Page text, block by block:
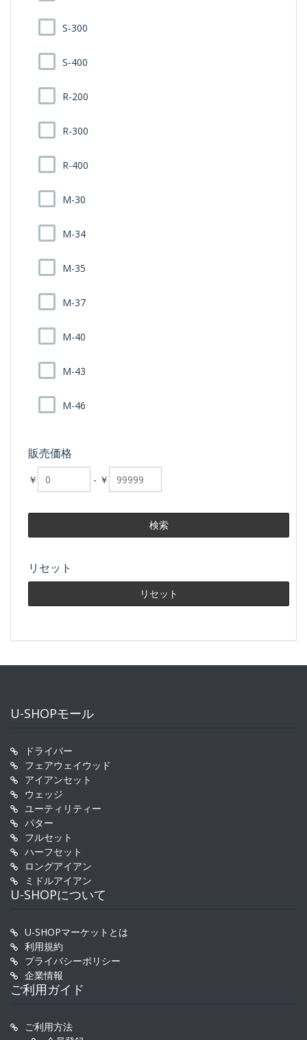
S-300
S-400
R-200
R-300
R-400
M-30
M-34
M-35
M-37
M-40
M-43
M-46
販売価格
￥ - ￥
リセット
U-SHOPモール
ドライバー
フェアウェイウッド
アイアンセット
ウェッジ
ユーティリティー
パター
フルセット
ハーフセット
ロングアイアン
ミドルアイアン
U-SHOPについて
U-SHOPマーケットとは
利用規約
プライバシーポリシー
企業情報
ご利用ガイド
ご利用方法